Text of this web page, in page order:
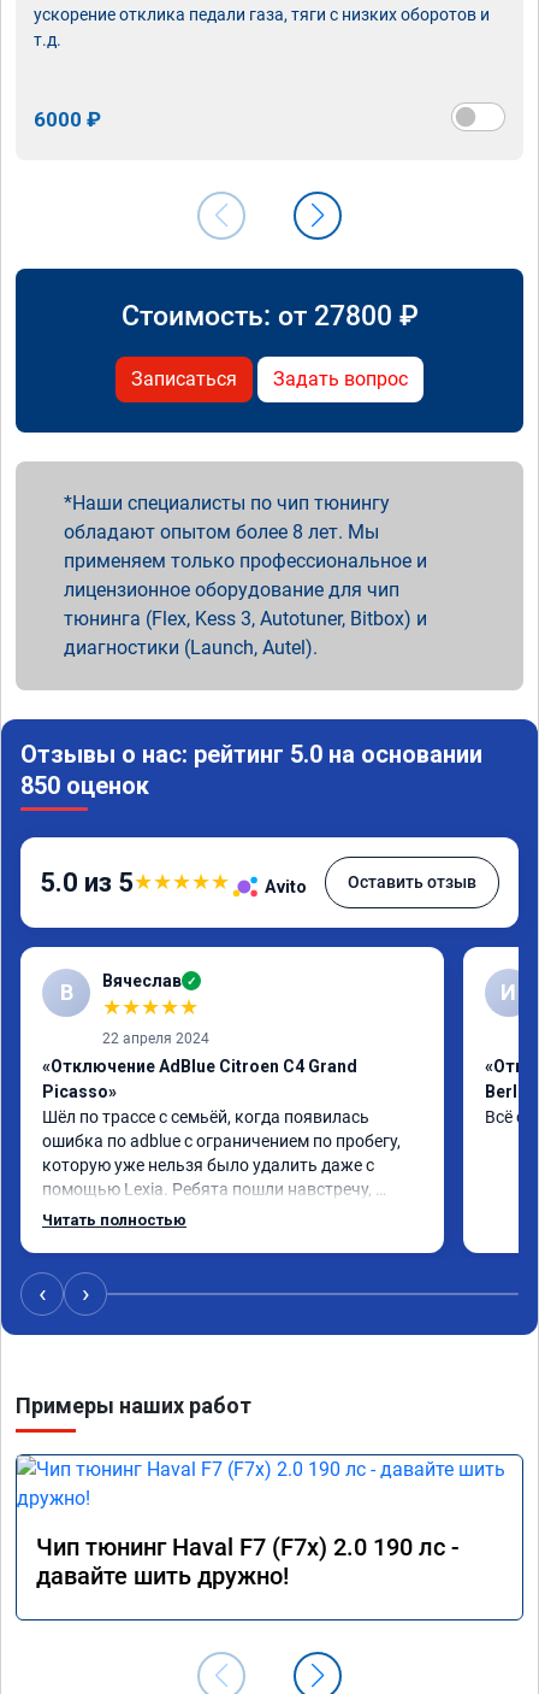
ускорение отклика педали газа, тяги с низких оборотов и
т.д.
6000 ₽
Стоимость: от 27800 ₽
Записаться Задать вопрос
Наши специалисты по чип тюнингу
обладают опытом более 8 лет. Мы
применяем только профессиональное и
лицензионное оборудование для чип
тюнинга (Flex, Kess 3, Autotuner, Bitbox) и
диагностики (Launch, Autel).
Отзывы о нас: рейтинг 5.0 на основании
850 оценок
5.0 из 5★★★★★ Avito Оставить отзыв
В Вячеслав ✓
★★★★★
22 апреля 2024
«Отключение AdBlue Citroen C4 Grand
Picasso»
Шёл по трассе с семьёй, когда появилась
ошибка по adblue с ограничением по пробегу,
которую уже нельзя было удалить даже с
помощью Lexia. Ребята пошли навстречу,
оперативно приняли и за час отшили как
Читать полностью
И
Всё
‹ ›
Примеры наших работ
Чип тюнинг Haval F7 (F7x) 2.0 190 лс -
давайте шить дружно!